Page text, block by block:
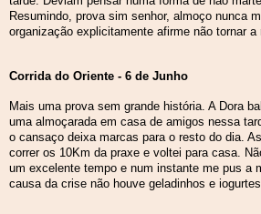
Resumindo, prova sim senhor, almoço nunca
organização explicitamente afirme não tornar a
Corrida do Oriente - 6 de Junho
Mais uma prova sem grande história. A Dora
uma almoçarada em casa de amigos nessa
o cansaço deixa marcas para o resto do dia.
correr os 10Km da praxe e voltei para casa.
um excelente tempo e num instante me pus a
causa da crise não houve geladinhos e